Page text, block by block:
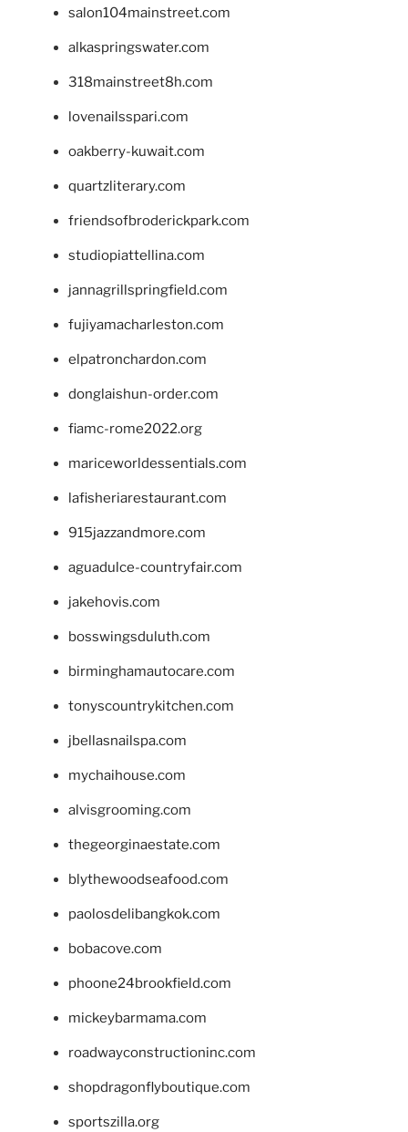
salon104mainstreet.com
alkaspringswater.com
318mainstreet8h.com
lovenailsspari.com
oakberry-kuwait.com
quartzliterary.com
friendsofbroderickpark.com
studiopiattellina.com
jannagrillspringfield.com
fujiyamacharleston.com
elpatronchardon.com
donglaishun-order.com
fiamc-rome2022.org
mariceworldessentials.com
lafisheriarestaurant.com
915jazzandmore.com
aguadulce-countryfair.com
jakehovis.com
bosswingsduluth.com
birminghamautocare.com
tonyscountrykitchen.com
jbellasnailspa.com
mychaihouse.com
alvisgrooming.com
thegeorginaestate.com
blythewoodseafood.com
paolosdelibangkok.com
bobacove.com
phoone24brookfield.com
mickeybarmama.com
roadwayconstructioninc.com
shopdragonflyboutique.com
sportszilla.org